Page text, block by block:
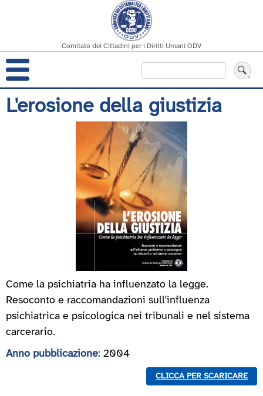
Salta
al
Comitato dei Cittadini per i Diritti Umani ODV
Navigazione
principale
L'erosione della giustizia
Come la psichiatria ha influenzato la legge.
Resoconto e raccomandazioni sull'influenza
psichiatrica e psicologica nei tribunali e nel sistema
carcerario.
Anno pubblicazione: 2004
CLICCA PER SCARICARE